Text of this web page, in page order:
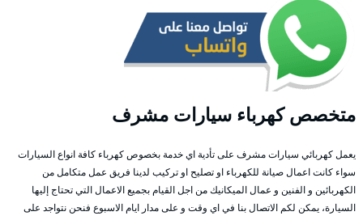
متخصص كهرباء سيارات مشرف
يعمل كهربائي سيارات مشرف على تأدية اي خدمة بخصوص كهرباء كافة انواع السيارات
سواء كانت اعمال صيانة للكهرباء او تصليح او تركيب لدينا فريق عمل متكامل من
الكهربائين و الفنين و عمال الميكانيك من اجل القيام بجميع الاعمال التي تحتاج إليها
السيارة، يمكن لكم الاتصال بنا في اي وقت و على مدار ايام الاسبوع فنحن نتواجد على